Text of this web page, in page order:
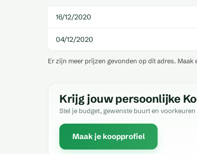
16/12/2020
04/12/2020
Er zijn meer prijzen gevonden op dit adres. Maak
Krijg jouw persoonlijke
Stel je budget, gewenste buurt en
Maak je koopprofiel